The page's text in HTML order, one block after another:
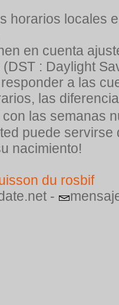
horarios locales
en cuenta
: Daylight
a las
las
las semanas
puede
nacimiento!
du rosbif
-